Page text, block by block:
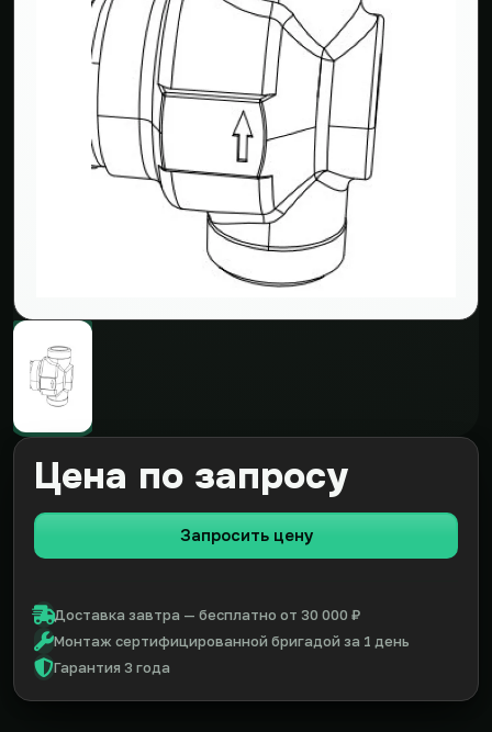
Цена по запросу
Запросить цену
Доставка завтра — бесплатно от 30 000 ₽
Монтаж сертифицированной бригадой за 1 день
Гарантия 3 года